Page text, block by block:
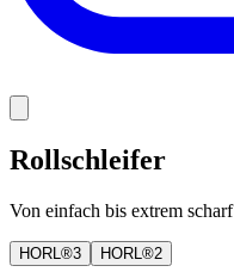
Rollschleifer
Von einfach bis extrem scharf
HORL®3 HORL®2